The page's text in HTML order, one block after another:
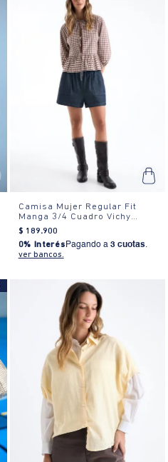
Camisa Mujer Regular Fit
Manga 3/4 Cuadro Vichy
Algodón
$ 189.900
0% Interés Pagando a 3 cuotas.
ver bancos.